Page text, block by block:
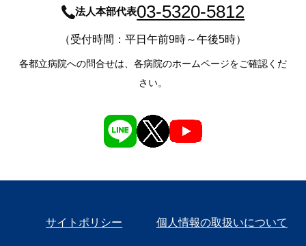
法人本部代表03-5320-5812
（受付時間：平日午前9時～午後5時）
各都立病院への問合せは、各病院のホームページをご確認くだ
さい。
サイトポリシー 個人情報の取扱いについて